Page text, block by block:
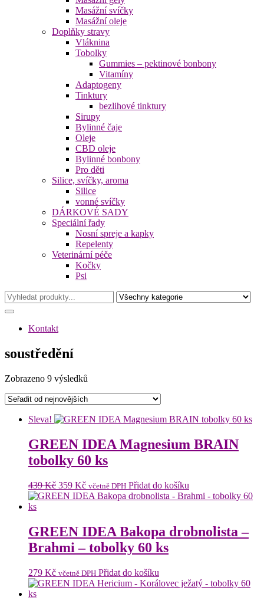
Masážní svíčky
Masážní oleje
Doplňky stravy
Vláknina
Tobolky
Gummies – pektinové bonbony
Vitamíny
Adaptogeny
Tinktury
bezlihové tinktury
Sirupy
Bylinné čaje
Oleje
CBD oleje
Bylinné bonbony
Pro děti
Silice, svíčky, aroma
Silice
vonné svíčky
DÁRKOVÉ SADY
Speciální řady
Nosní spreje a kapky
Repelenty
Veterinární péče
Kočky
Psi
Kontakt
soustředění
Zobrazeno 9 výsledků
nejnovějších
Sleva!
GREEN IDEA Magnesium BRAIN
tobolky 60 ks
439Kč Původní
cena
359 KčAktuální
cena
včetně DPH Přidat do košíku
GREEN IDEA Bakopa drobnolista –
Brahmi – tobolky 60 ks
279 Kč včetně DPH Přidat do košíku